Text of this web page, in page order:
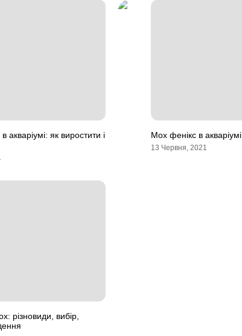
акваріумі: як виростити і
Мох фенікс в акваріумі
13 Червня, 2021
різновиди, вибір,